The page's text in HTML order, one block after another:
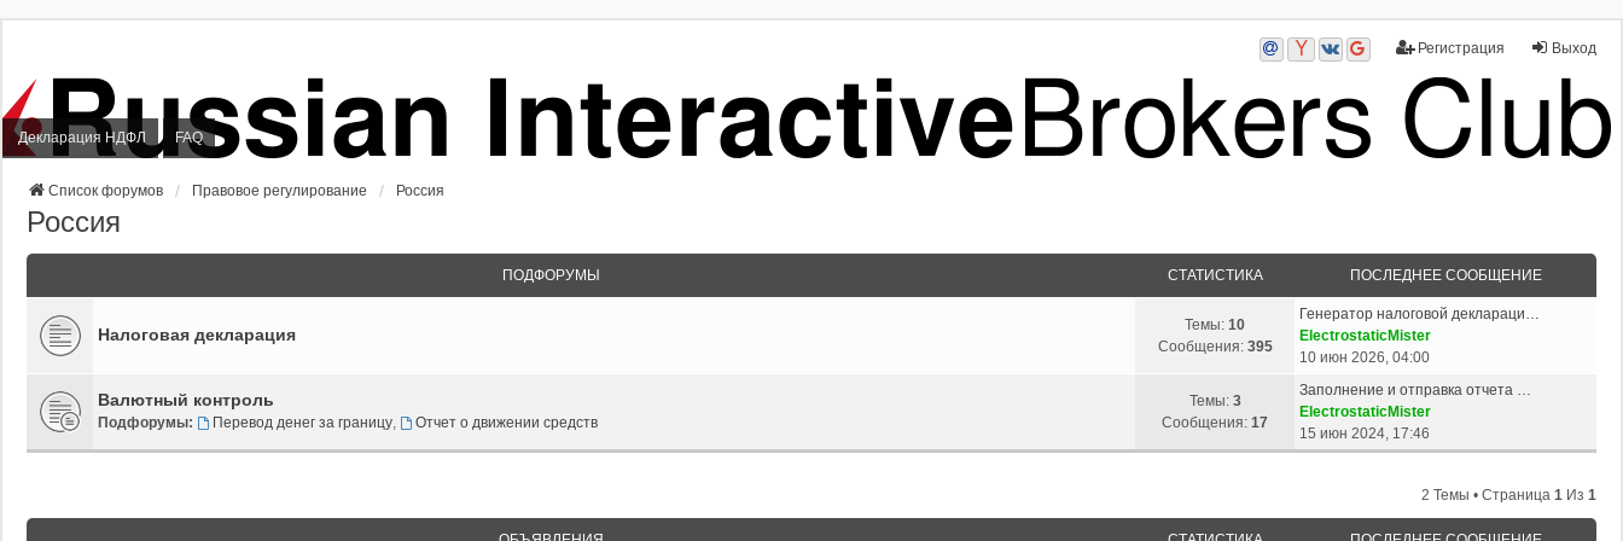
Выход
Регистрация
Декларация НДФЛ FAQ
Список форумов Правовое регулирование Россия
Россия
ПОДФОРУМЫ СТАТИСТИКА ПОСЛЕДНЕЕ СООБЩЕНИЕ
Налоговая декларация Темы: 10
Сообщения: 395
Генератор налоговой деклараци…
ElectrostaticMister
10 июн 2026, 04:00
Валютный контроль
Подфорумы: Перевод денег за границу, Отчет о движении средств
Темы: 3
Сообщения: 17
Заполнение и отправка отчета …
ElectrostaticMister
15 июн 2024, 17:46
2 Темы • Страница 1 Из 1